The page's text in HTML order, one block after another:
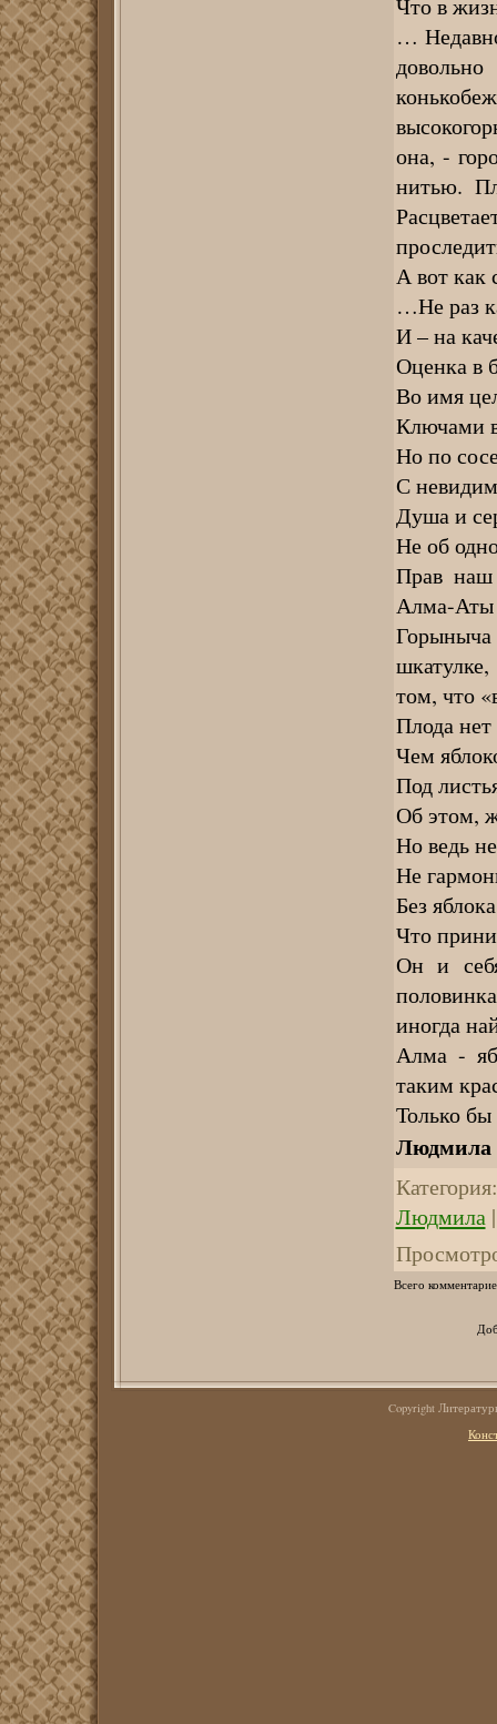
…
она, -
нитью.
А вот как
…Не раз
И – на
Оценка в
Во имя
Ключами
Но по
С
Душа и
Не об
Прав
Алма-
том, что
Плода
Чем
Под
Об этом,
Но ведь
Не
Без
Что
Он и
иногда
Алма -
таким
Только
Людмила
Категория:
Людмила
Всего
Copyright